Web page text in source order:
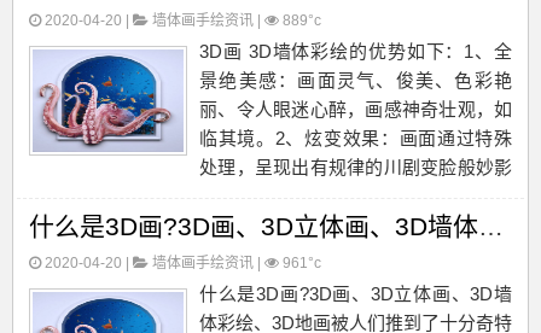
2020-04-20 | 墙体画手绘资讯 889°c
3D画 3D墙体彩绘的优势如下：1、全
景绝美感：画面灵气、俊美、色彩艳
丽、令人眼迷心醉，画感神奇壮观，如
临其境。2、炫变效果：画面通过特殊
处理，呈现出有规律的川剧变脸般妙影
气呵成，让多个镜头全部融入到一起，
虽驻留瞬间，却展现无限精彩。4、意
景展现：犹如将真实的世界搬...
什么是3D画?3D画、3D立体画、3D墙体彩绘、3D地画
2020-04-20 | 墙体画手绘资讯 961°c
什么是3D画?3D画、3D立体画、3D墙
体彩绘、3D地画被人们推到了十分奇特